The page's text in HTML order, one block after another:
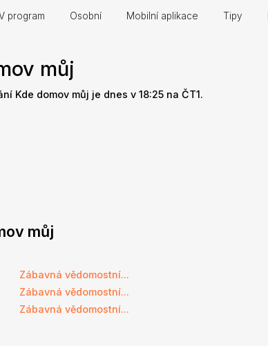
program Osobní Mobilní aplikace Tipy
můj
Kde domov můj je dnes v 18:25 na ČT1.
můj
Zábavná vědomostní...
Zábavná vědomostní...
Zábavná vědomostní...